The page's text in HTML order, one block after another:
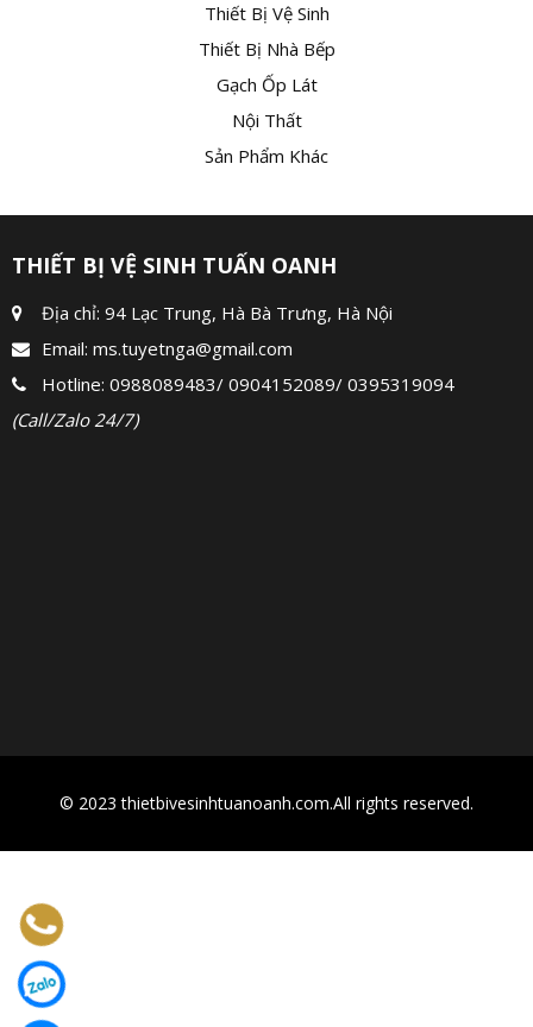
Thiết Bị Vệ Sinh
Thiết Bị Nhà Bếp
Gạch Ốp Lát
Nội Thất
Sản Phẩm Khác
THIẾT BỊ VỆ SINH TUẤN OANH
Địa chỉ: 94 Lạc Trung, Hà Bà Trưng, Hà Nội
Email: ms.tuyetnga@gmail.com
Hotline: 0988089483/ 0904152089/ 0395319094
(Call/Zalo 24/7)
© 2023 thietbivesinhtuanoanh.com.All rights reserved.